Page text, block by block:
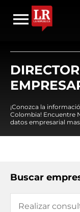
¡Conozca la
Colombia! Encuentre
datos empresarial
Buscar